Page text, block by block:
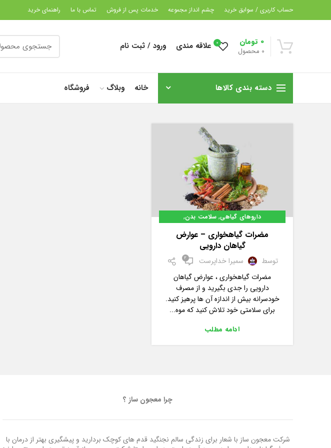
حساب کاربری / سوابق خرید چشم انداز مجموعه خدمات پس از فروش تماس با ما راهنمای خرید
0 محصول
0 تومان 0 علاقه مندی ورود / ثبت نام
دسته بندی کالاها خانه وبلاگ فروشگاه
داروهای گیاهی, سلامت بدن,
گیاهان دارویی ,مربوط به گیاهان مقالات
مضرات گیاهخواری – عوارض
گیاهان دارویی
توسط سمیرا خداپرست 2
مضرات گیاهخواری ، عوارض گیاهان
دارویی را جدی بگیرید و از مصرف
خودسرانه بیش از اندازه آن ها پرهیز کنید.
برای سلامتی خود تلاش کنید که موه...
ادامه مطلب
چرا معجون ساز ؟
شرکت معجون ساز با شعار برای زندگی سالم نجنگید قدم های کوچک بردارید و پیشگیری بهتر از درمان با